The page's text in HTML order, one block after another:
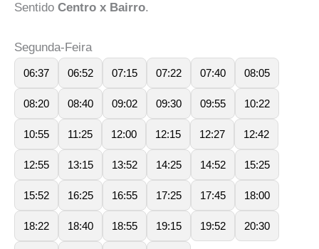
Sentido Centro x Bairro.
Segunda-Feira
06:37 06:52 07:15 07:22 07:40 08:05
08:20 08:40 09:02 09:30 09:55 10:22
10:55 11:25 12:00 12:15 12:27 12:42
12:55 13:15 13:52 14:25 14:52 15:25
15:52 16:25 16:55 17:25 17:45 18:00
18:22 18:40 18:55 19:15 19:52 20:30